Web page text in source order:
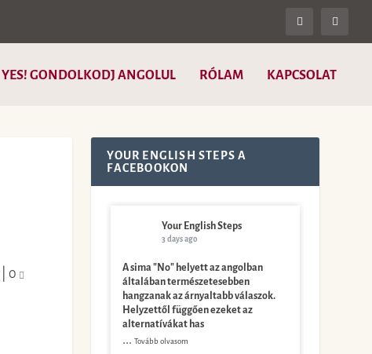
YES! GONDOLKODJ ANGOLUL RÓLAM KAPCSOLAT
|0
YOUR ENGLISH STEPS A
FACEBOOKON
Your English Steps
3 days ago
A sima "No" helyett az angolban
általában természetesebben
hangzanak az árnyaltabb válaszok.
Helyzettől függően ezeket az
alternatívákat has
...Tovább olvasom